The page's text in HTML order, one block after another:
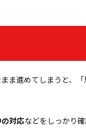
ま進めてしまうと、
対応などをしっかり